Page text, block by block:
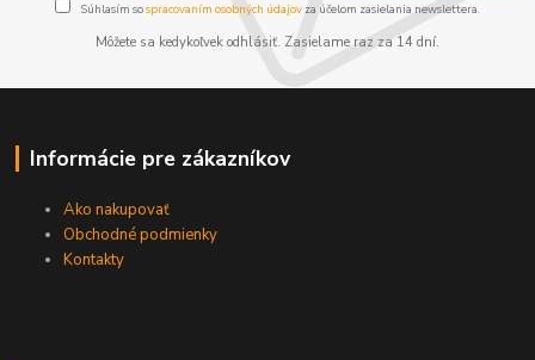
Súhlasím sospracovaním osobných údajov za účelom zasielania newslettera.
Môžete sa kedykoľvek odhlásiť. Zasielame raz za 14 dní.
Informácie pre zákazníkov
Ako nakupovať
Obchodné podmienky
Kontakty